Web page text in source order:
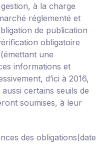
à la charge
réglementé et
de publication
obligatoire
une
informations et
d’ici à 2016,
certains seuils de
soumises, à leur
des obligations(date